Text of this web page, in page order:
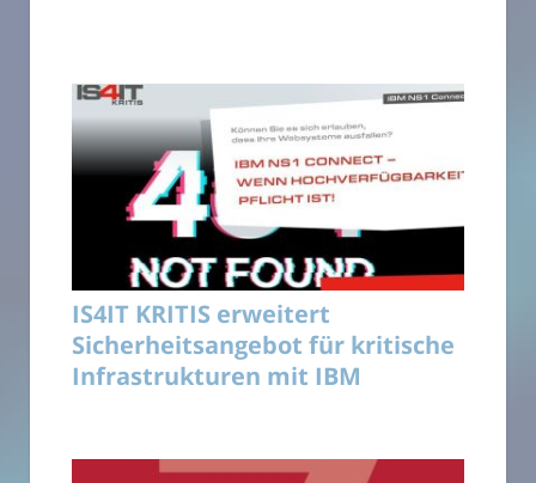
IS4IT KRITIS erweitert
Sicherheitsangebot für kritische
Infrastrukturen mit IBM